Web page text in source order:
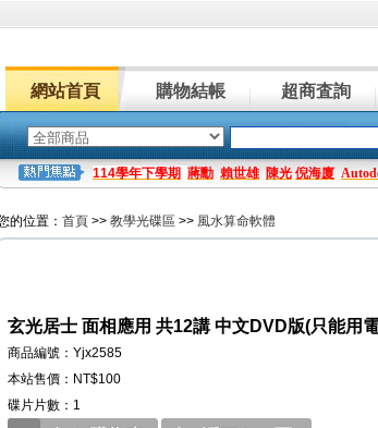
網站首頁 購物結帳 超商査詢
114學年下學期 蔣勳 賴世雄 陳光 倪海廈
的位置： 首頁 >> 教學光碟區 >> 風水算命軟體
玄光居士 面相應用 共12講 中文DVD版(只能用
商品編號：Yjx2585
本站售價：NT$100
碟片片數：1